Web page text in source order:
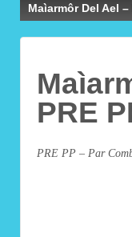
Maìarmôr Del Ael
PRE
PRE PP – Par